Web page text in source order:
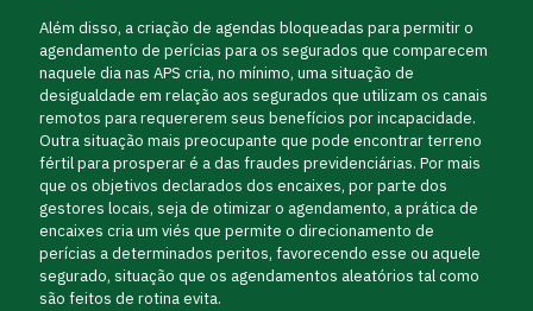
Além disso, a criação de agendas bloqueadas para permitir o
agendamento de perícias para os segurados que comparecem
naquele dia nas APS cria, no mínimo, uma situação de
desigualdade em relação aos segurados que utilizam os canais
remotos para requererem seus benefícios por incapacidade.
Outra situação mais preocupante que pode encontrar terreno
fértil para prosperar é a das fraudes previdenciárias. Por mais
que os objetivos declarados dos encaixes, por parte dos
gestores locais, seja de otimizar o agendamento, a prática de
encaixes cria um viés que permite o direcionamento de
perícias a determinados peritos, favorecendo esse ou aquele
segurado, situação que os agendamentos aleatórios tal como
são feitos de rotina evita.